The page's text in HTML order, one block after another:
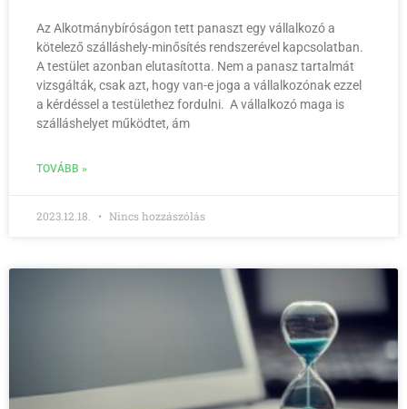
Az Alkotmánybíróságon tett panaszt egy vállalkozó a
kötelező szálláshely-minősítés rendszerével kapcsolatban.
A testület azonban elutasította. Nem a panasz tartalmát
vizsgálták, csak azt, hogy van-e joga a vállalkozónak ezzel
a kérdéssel a testülethez fordulni. A vállalkozó maga is
szálláshelyet működtet, ám
TOVÁBB »
2023.12.18. Nincs hozzászólás